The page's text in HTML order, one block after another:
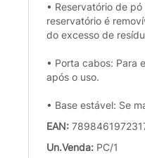
• Reservatório de
reservatório é
do excesso de
• Porta cabos: Para
após o uso.
• Base estável: Se
EAN:
Un.Venda: PC/1